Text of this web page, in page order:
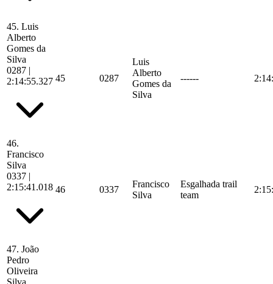
45. Luis
Alberto
Gomes da
Silva
0287 |
2:14:55.327 45 0287
Luis
Alberto
Gomes da
Silva
------
46.
Francisco
Silva
0337 |
2:15:41.018 46 0337
Francisco
Silva
Esgalhada trail
team
47. João
Pedro
Oliveira
Silva